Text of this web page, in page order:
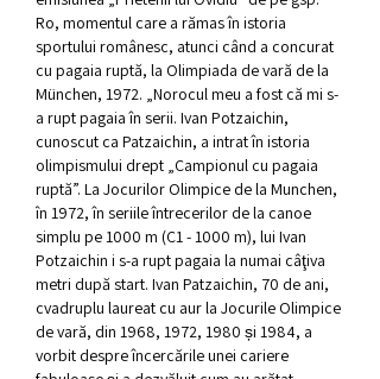
Ro, momentul care a rămas în istoria
sportului românesc, atunci când a concurat
cu pagaia ruptă, la Olimpiada de vară de la
München, 1972. „Norocul meu a fost că mi s-
a rupt pagaia în serii. Ivan Potzaichin,
cunoscut ca Patzaichin, a intrat în istoria
olimpismului drept „Campionul cu pagaia
ruptă”. La Jocurilor Olimpice de la Munchen,
în 1972, în seriile întrecerilor de la canoe
simplu pe 1000 m (C1 - 1000 m), lui Ivan
Potzaichin i s-a rupt pagaia la numai câţiva
metri după start. Ivan Patzaichin, 70 de ani,
cvadruplu laureat cu aur la Jocurile Olimpice
de vară, din 1968, 1972, 1980 și 1984, a
vorbit despre încercările unei cariere